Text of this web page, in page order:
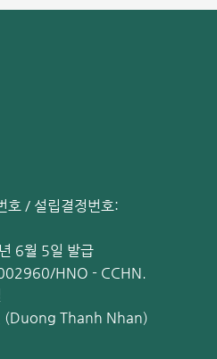
하여 삶의 질을 향상
호 / 설립결정번호:
6월 5일 발급
002960/HNO - CCHN.
(Duong Thanh Nhan)